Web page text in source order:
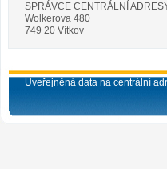
SPRÁVCE CENTRÁLNÍ
Wolkerova 480
749 20 Vítkov
Uveřejněná data na centrální